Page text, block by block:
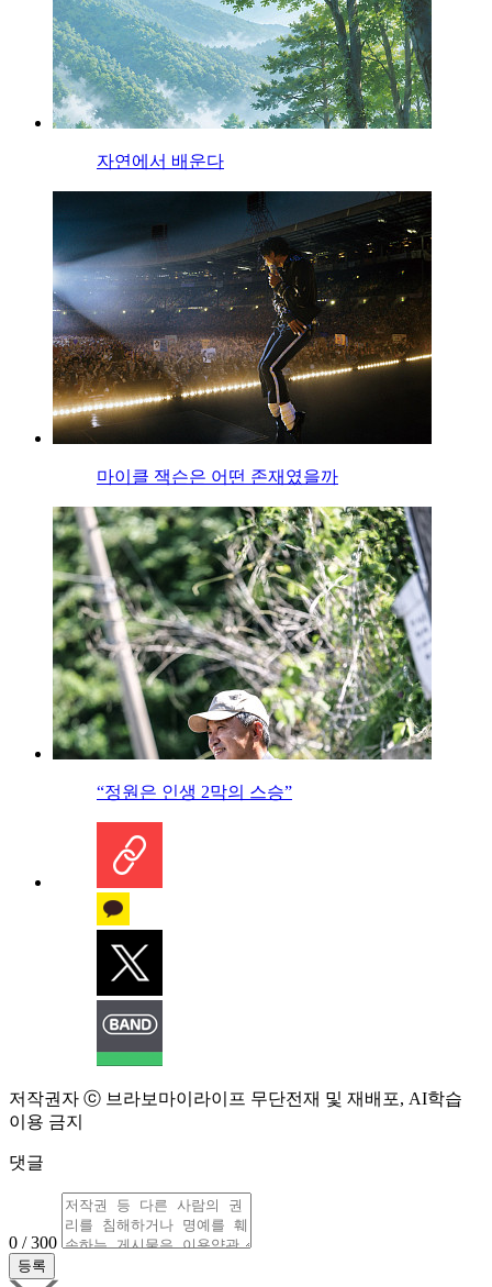
자연에서 배운다
마이클 잭슨은 어떤 존재였을까
“정원은 인생 2막의 스승”
저작권자 ⓒ 브라보마이라이프 무단전재 및 재배포, AI학습
이용 금지
댓글
0 / 300